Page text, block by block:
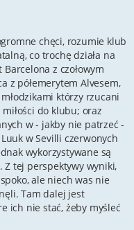
chęci, rozumie klub
co trochę działa na
z czołowym
z półemerytem Alvesem,
którzy rzucani
do klubu; oraz
w - jakby nie patrzeć -
w Sevilli czerwonych
wykorzystywane są
tej perspektywy wyniki,
ale niech was nie
Tam dalej jest
ich nie stać, żeby myśleć